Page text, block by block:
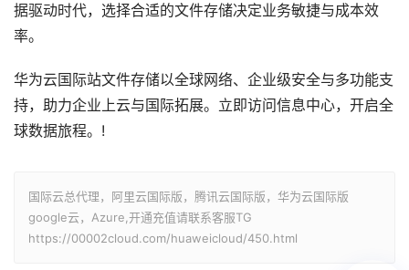
据驱动时代，选择合适的文件存储决定业务敏捷与成本效
率。
华为云国际站文件存储以全球网络、企业级安全与多功能支
持，助力企业上云与国际拓展。立即访问信息中心，开启全
球数据旅程。!
国际云总代理，阿里云国际版，腾讯云国际版，华为云国际版
google云，Azure,开通充值请联系客服TG
https://00002cloud.com/huaweicloud/450.html